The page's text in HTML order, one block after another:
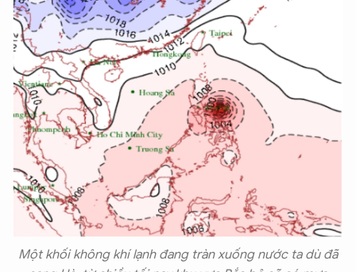
Một khối không khí lạnh đang tràn xuống nước ta dù đã